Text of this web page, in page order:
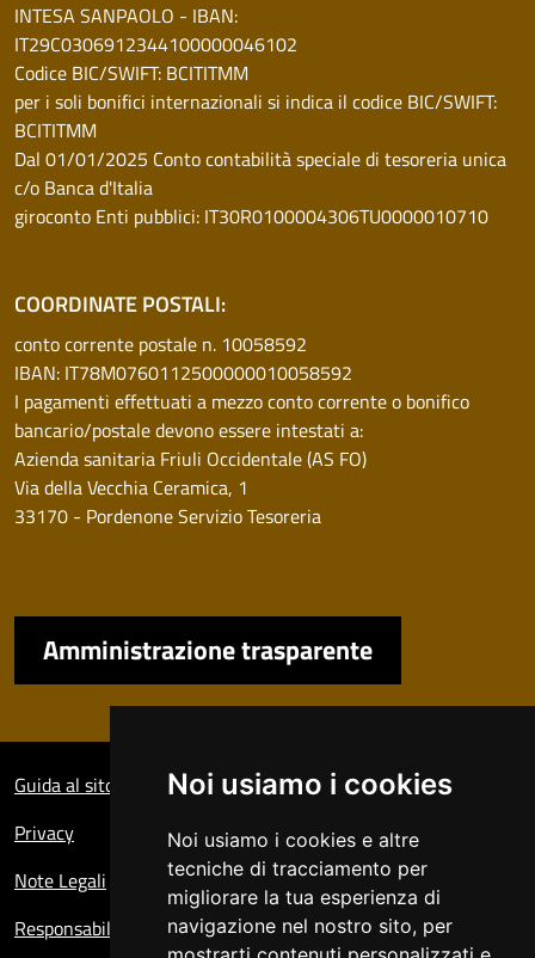
Noi usiamo i cookies
Noi usiamo i cookies e altre
tecniche di tracciamento per
migliorare la tua esperienza di
navigazione nel nostro sito, per
INTESA SANPAOLO - IBAN:
IT29C0306912344100000046102
Codice BIC/SWIFT: BCITITMM
per i soli bonifici internazionali si indica il codice BIC/SWIFT:
BCITITMM
Dal 01/01/2025 Conto contabilità speciale di tesoreria unica
c/o Banca d'Italia
giroconto Enti pubblici: IT30R0100004306TU0000010710
COORDINATE POSTALI:
conto corrente postale n. 10058592
IBAN: IT78M0760112500000010058592
I pagamenti effettuati a mezzo conto corrente o bonifico
bancario/postale devono essere intestati a:
Azienda sanitaria Friuli Occidentale (AS FO)
Via della Vecchia Ceramica, 1
33170 - Pordenone Servizio Tesoreria
Amministrazione trasparente
Guida al sito
Privacy
Note Legali
Responsabile del sito